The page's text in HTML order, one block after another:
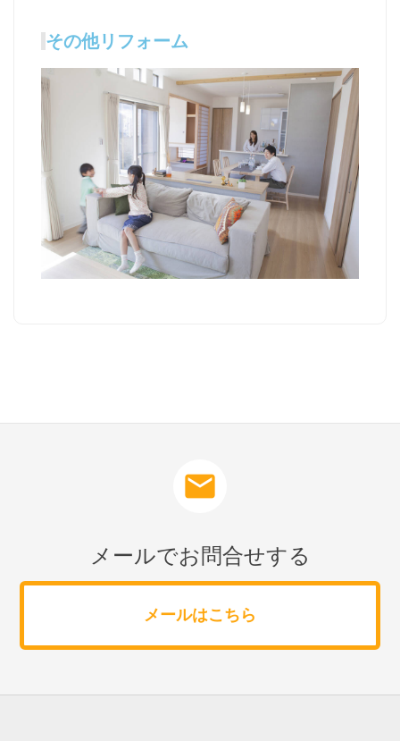
その他リフォーム
mail
メールでお問合せする
メールはこちら